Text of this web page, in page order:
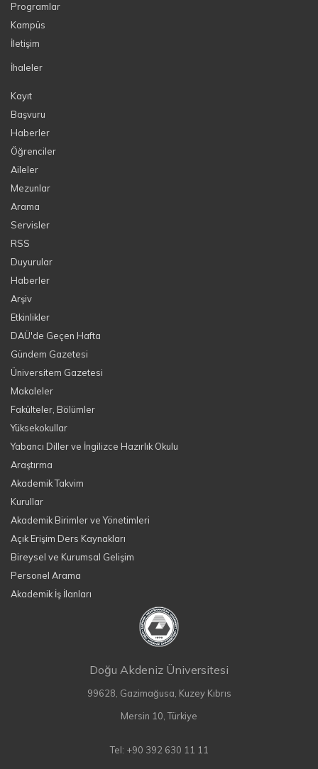
Programlar
Kampüs
İletişim
İhaleler
Kayıt
Başvuru
Haberler
Öğrenciler
Aileler
Mezunlar
Arama
Servisler
RSS
Duyurular
Haberler
Arşiv
Etkinlikler
DAÜ'de Geçen Hafta
Gündem Gazetesi
Üniversitem Gazetesi
Makaleler
Fakülteler, Bölümler
Yüksekokullar
Yabancı Diller ve İngilizce Hazırlık Okulu
Araştırma
Akademik Takvim
Kurullar
Akademik Birimler ve Yönetimleri
Açık Erişim Ders Kaynakları
Bireysel ve Kurumsal Gelişim
Personel Arama
Akademik İş İlanları
Doğu Akdeniz Üniversitesi
99628, Gazimağusa, Kuzey Kıbrıs
Mersin 10, Türkiye
Tel: +90 392 630 11 11